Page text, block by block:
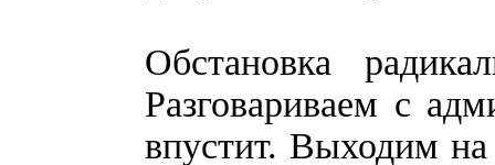
Обстановка
Разговариваем с
впустит. Выходим